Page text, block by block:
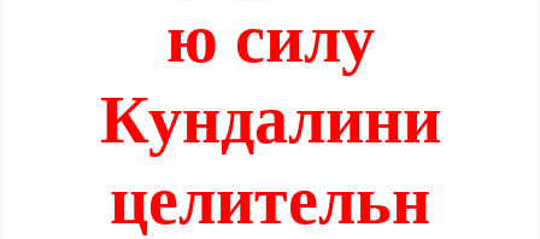
ю силу
Кундалини
целительн